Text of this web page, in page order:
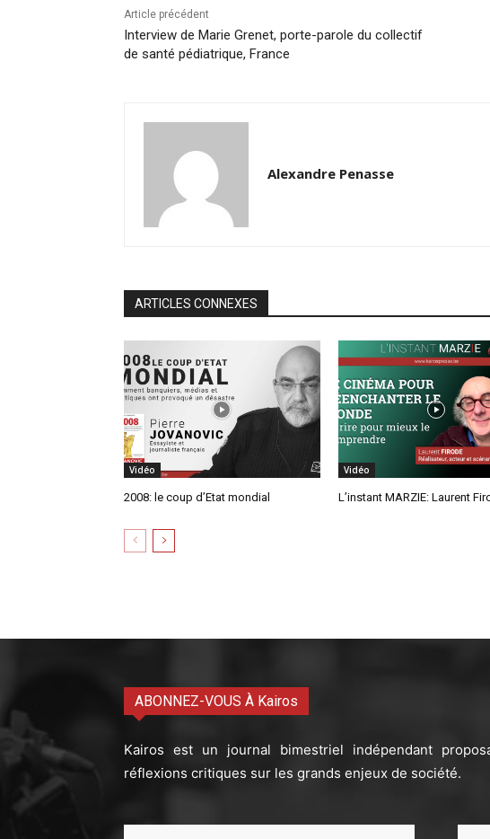
Article précédent
Interview de Marie Grenet, porte-parole du collectif
de santé pédiatrique, France
Alexandre Penasse
ARTICLES CONNEXES
Vidéo
2008: le coup d’Etat mondial
Vidéo
L’instant MARZIE: Laurent
ABONNEZ-VOUS À Kairos
Kairos est un journal bimestriel indépendant
réflexions critiques sur les grands enjeux de société.